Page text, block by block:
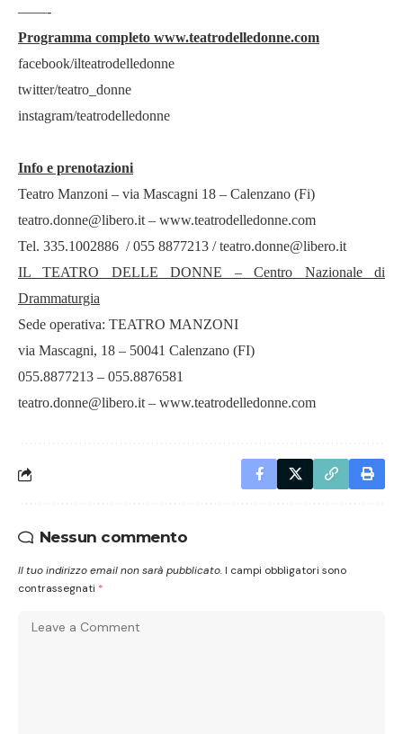
——-
Programma completo www.teatrodelledonne.com
facebook/ilteatrodelledonne
twitter/teatro_donne
instagram/teatrodelledonne
Info e prenotazioni
Teatro Manzoni – via Mascagni 18 – Calenzano (Fi)
teatro.donne@libero.it – www.teatrodelledonne.com
Tel. 335.1002886 / 055 8877213 /teatro.donne@libero.it
IL TEATRO DELLE DONNE – Centro Nazionale di
Drammaturgia
Sede operativa: TEATRO MANZONI
via Mascagni, 18 – 50041 Calenzano (FI)
055.8877213 – 055.8876581
teatro.donne@libero.it – www.teatrodelledonne.com
Nessun commento
Il tuo indirizzo email non sarà pubblicato. I campi obbligatori sono
contrassegnati *